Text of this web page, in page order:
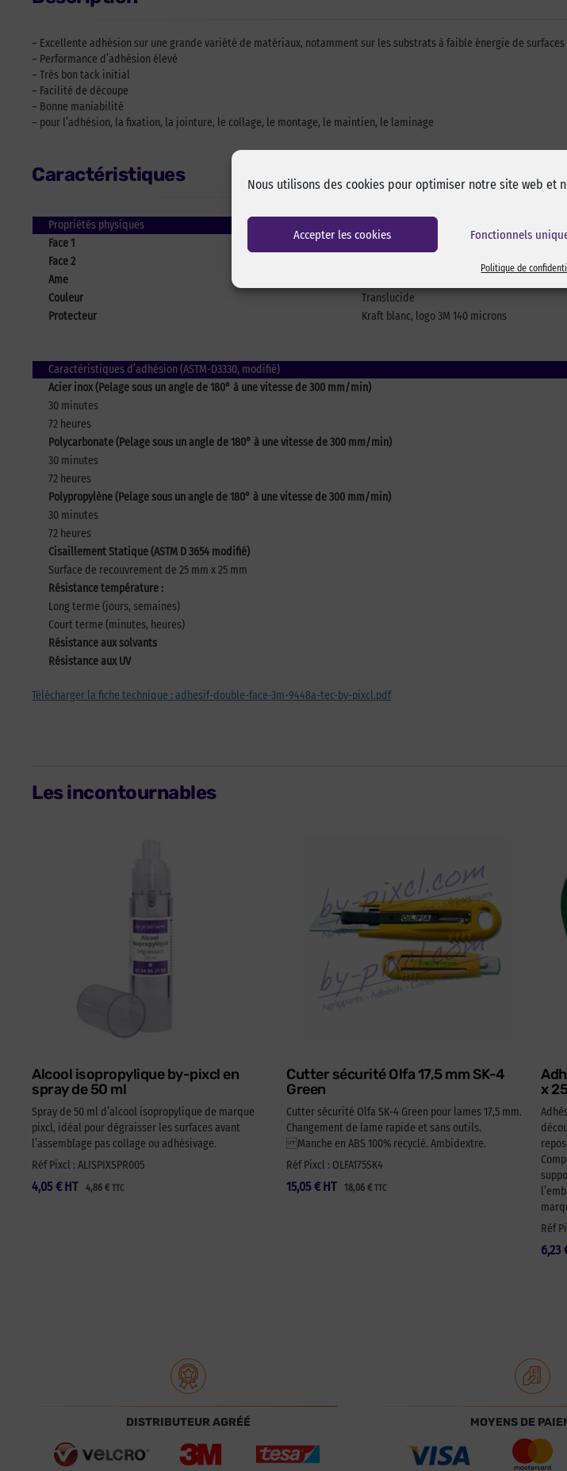
Nous utilisons des cookies pour optimiser notre site web et
Accepter les cookies Fonctionnels
Politique de
– Excellente adhésion sur une grande variété de matériaux, notamment sur les substrats à faible énergie de
– Performance d’adhésion élevé
– Très bon tack initial
– Facilité de découpe
– Bonne maniabilité
– pour l’adhésion, la fixation, la jointure, le collage, le montage, le maintien, le laminage
Caractéristiques
Propriétés physiques
Face 1
Adhésif acrylique 76 microns
Face 2
Adhésif acrylique 76 microns
Ame
Couleur
Translucide
Protecteur
Kraft blanc, logo 3M 140 microns
Caractéristiques d’adhésion (ASTM-D3330, modifié)
Acier inox (Pelage sous un angle de 180° à une vitesse de 300 mm/min)
30 minutes
72 heures
Polycarbonate (Pelage sous un angle de 180° à une vitesse de 300 mm/min)
30 minutes
72 heures
Polypropylène (Pelage sous un angle de 180° à une vitesse de 300 mm/min)
30 minutes
72 heures
Cisaillement Statique (ASTM D 3654 modifié)
Surface de recouvrement de 25 mm x 25 mm
Résistance température :
Long terme (jours, semaines)
Court terme (minutes, heures)
Résistance aux solvants
Résistance aux UV
Télécharger la fiche technique : adhesif-double-face-3m-9448a-tec-by-pixcl.pdf
Les incontournables
Alcool isopropylique by-pixcl en
spray de 50 ml
Spray de 50 ml d’alcool isopropylique de marque
pixcl, idéal pour dégraisser les surfaces avant
l’assemblage pas collage ou adhésivage.
Réf Pixcl : ALISPIXSPR005
4,05 € 4,86 € TTC
HT
Cutter sécurité Olfa 17,5 mm SK-4
Green
Cutter sécurité Olfa SK-4 Green pour lames 17,5 mm.
Changement de lame rapide et sans outils.
Manche en ABS 100% recyclé. Ambidextre.
Réf Pixcl : OLFA175SK4
15,05 € 18,06 € TTC
HT
x
Réf
6,23
DISTRIBUTEUR AGRÉÉ MOYENS DE